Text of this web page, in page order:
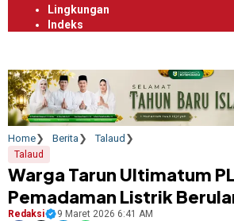
Lingkungan
Indeks
Home Berita Talaud
Talaud
Warga Tarun Ultimatum
Pemadaman Listrik
Redaksi 9 Maret 2026 6:41 AM